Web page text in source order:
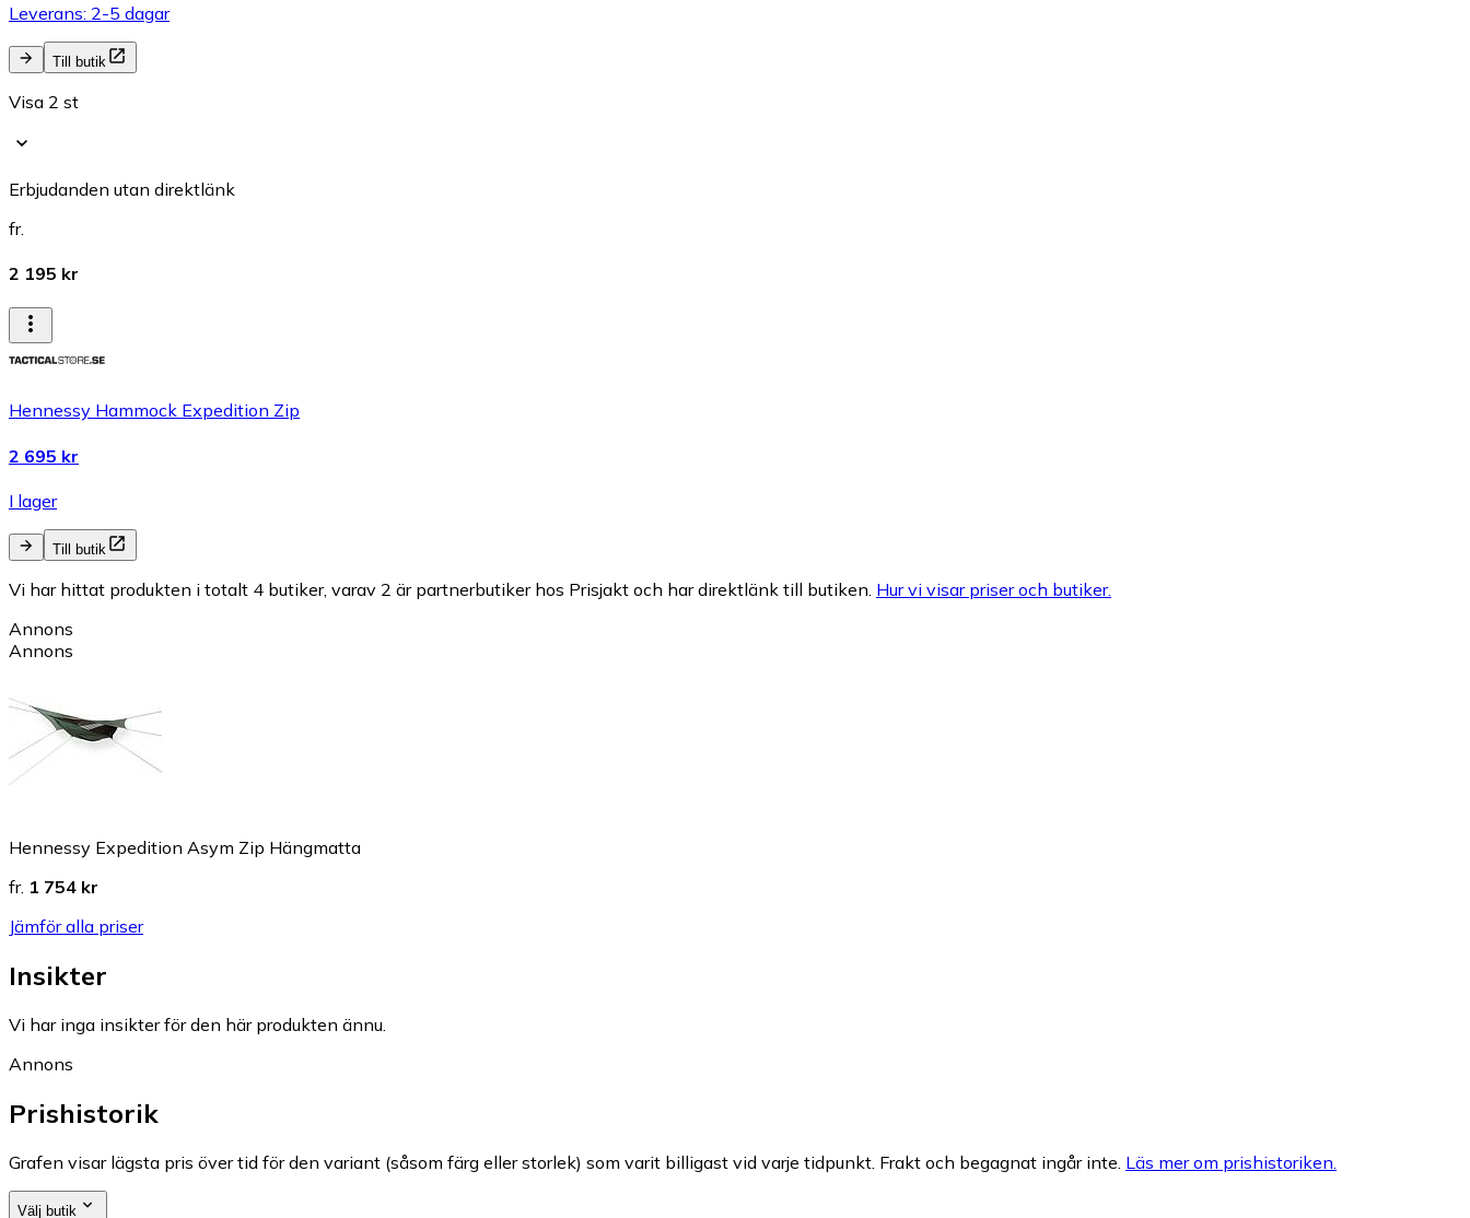
Leverans: 2-5 dagar
Till butik
Visa 2 st
Erbjudanden utan direktlänk
fr.
2 195 kr
Hennessy Hammock Expedition Zip
2 695 kr
I lager
Till butik
Vi har hittat produkten i totalt 4 butiker, varav 2 är partnerbutiker hos Prisjakt och har direktlänk till butiken. Hur vi visar priser och butiker.
Annons
Annons
Hennessy Expedition Asym Zip Hängmatta
fr. 1 754 kr
Jämför alla priser
Insikter
Vi har inga insikter för den här produkten ännu.
Annons
Prishistorik
Grafen visar lägsta pris över tid för den variant (såsom färg eller storlek) som varit billigast vid varje tidpunkt. Frakt och begagnat ingår inte. Läs mer om prishistoriken.
Välj butik